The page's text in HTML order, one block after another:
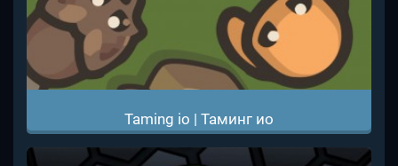
Taming io | Таминг ио